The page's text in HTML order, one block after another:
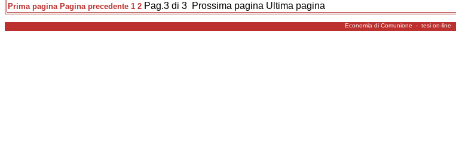
Prima pagina Pagina precedente 1 2 Pag.3 di 3 Prossima pagina Ultima pagina
Economia di Comunione - tesi on-line